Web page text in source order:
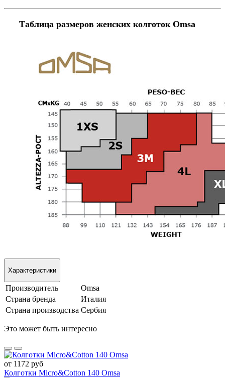
Таблица размеров женских колготок Omsa
Характеристики
Производитель
Omsa
Страна бренда
Италия
Страна производства Сербия
Это может быть интересно
от 1172 руб
Колготки Micro&Cotton 140 Omsa